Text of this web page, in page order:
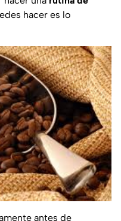
hacer es lo
antes de